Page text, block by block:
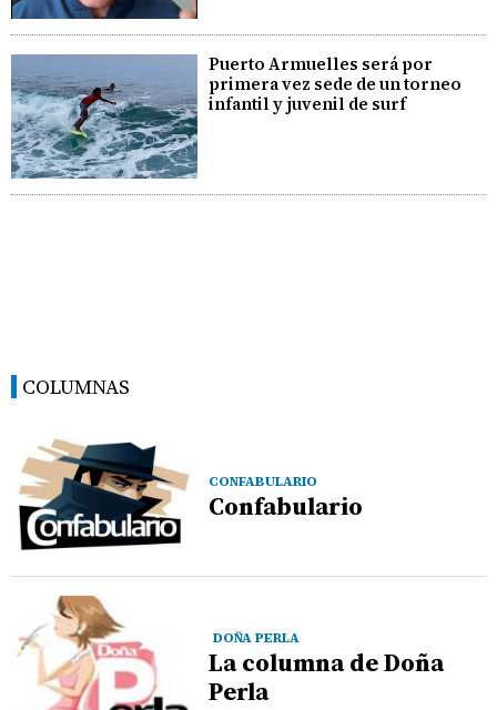
Puerto Armuelles será por
primera vez sede de un torneo
infantil y juvenil de surf
COLUMNAS
CONFABULARIO
Confabulario
DOÑA PERLA
La columna de Doña
Perla